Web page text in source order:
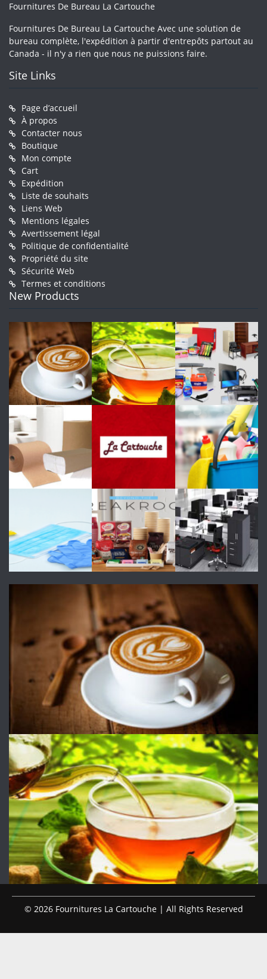
Fournitures De Bureau La Cartouche
Fournitures De Bureau La Cartouche Avec une solution de
bureau complète, l'expédition à partir d'entrepôts partout au
Canada - il n'y a rien que nous ne puissions faire.
Site Links
Page d’accueil
À propos
Contacter nous
Boutique
Mon compte
Cart
Expédition
Liste de souhaits
Liens Web
Mentions légales
Avertissement légal
Politique de confidentialité
Propriété du site
Sécurité Web
Termes et conditions
New Products
© 2026 Fournitures La Cartouche | All Rights Reserved